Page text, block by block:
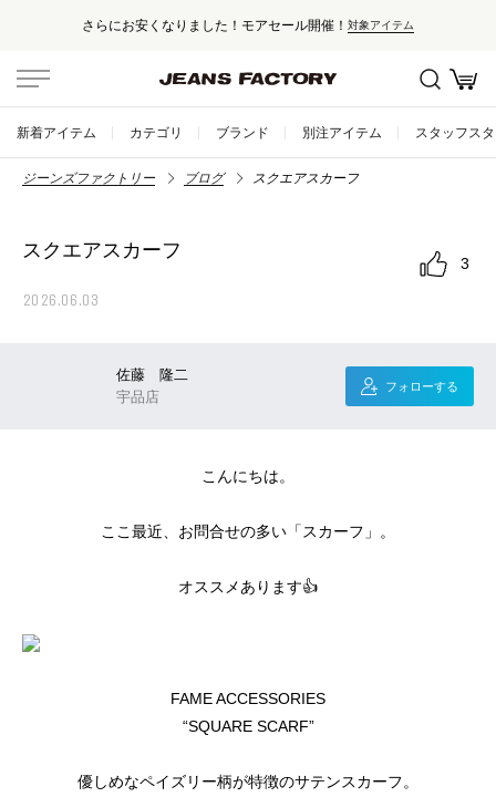
さらにお安くなりました！モアセール開催！ 対象アイテム
新着アイテム カテゴリ ブランド 別注アイテム スタッフス
ジーンズファクトリー ブログ スクエアスカーフ
スクエアスカーフ
2026.06.03
3
佐藤 隆二
宇品店
フォローする
こんにちは。
ここ最近、お問合せの多い「スカーフ」。
オススメあります👍
FAME ACCESSORIES
“SQUARE SCARF”
優しめなペイズリー柄が特徴のサテンスカーフ。